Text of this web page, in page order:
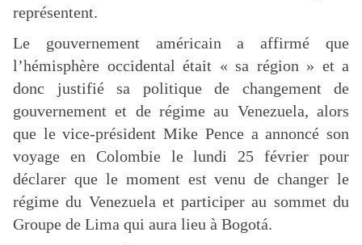
représentent.
Le gouvernement américain a affirmé que
l’hémisphère occidental était « sa région » et a
donc justifié sa politique de changement de
gouvernement et de régime au Venezuela, alors
que le vice-président Mike Pence a annoncé son
voyage en Colombie le lundi 25 février pour
déclarer que le moment est venu de changer le
régime du Venezuela et participer au sommet du
Groupe de Lima qui aura lieu à Bogotá.